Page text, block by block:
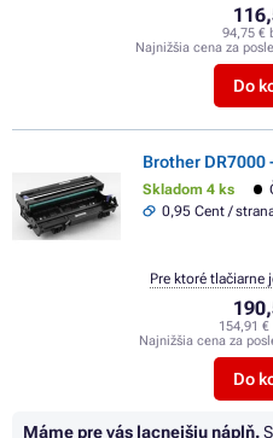
94,75 €
Najnižšia cena za
Do
Brother
Skladom 4 ks
0,95 Cent /
154,91 €
Najnižšia cena za
Do
Pre ktoré tlačiarne
Máme pre vás lacnejšiu náplň.